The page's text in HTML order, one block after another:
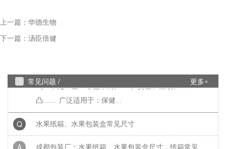
上一篇： 华德生物
下一篇： 汤臣倍健
常见问题 / 更多+
彩构成方式，它们在...
吗？常见工艺：专色印刷、UV、烫金、压纹、凹
凸....... 广泛适用于：保健...
Q 水果纸箱、水果包装盒常见尺寸
A
成都包装厂：水果纸箱、水果包装盒尺寸，纸箱常见